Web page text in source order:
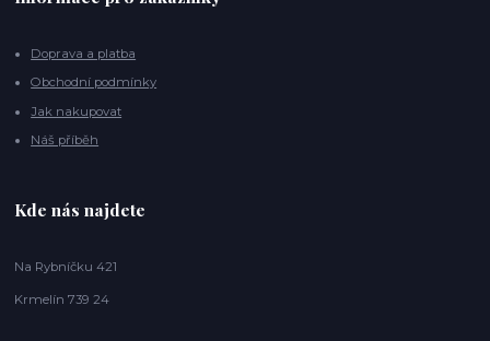
Doprava a platba
Obchodní podmínky
Jak nakupovat
Náš příběh
Kde nás najdete
Na Rybníčku 421
Krmelín 739 24